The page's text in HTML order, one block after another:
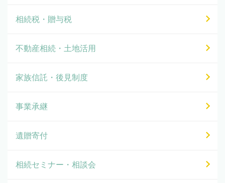
相続税・贈与税
不動産相続・土地活用
家族信託・後見制度
事業承継
遺贈寄付
相続セミナー・相談会